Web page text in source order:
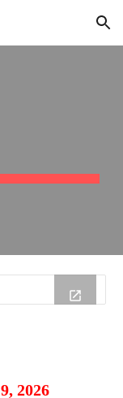
Skip to navigation
2026